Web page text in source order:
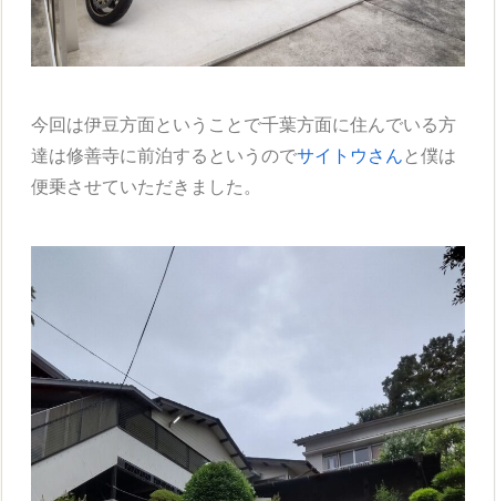
今回は伊豆方面ということで千葉方面に住んでいる方
達は修善寺に前泊するというのでサイトウさん と僕は
便乗させていただきました。